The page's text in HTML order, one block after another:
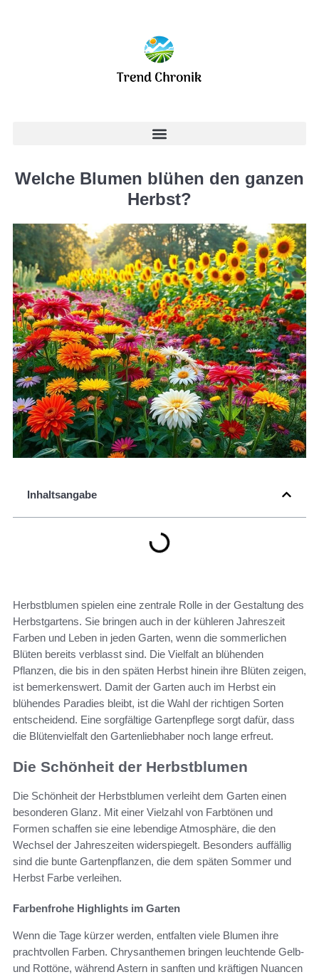
Welche Blumen blühen den ganzen
Herbst?
Inhaltsangabe
Herbstblumen spielen eine zentrale Rolle in der Gestaltung des
Herbstgartens. Sie bringen auch in der kühleren Jahreszeit
Farben und Leben in jeden Garten, wenn die sommerlichen
Blüten bereits verblasst sind. Die Vielfalt an blühenden
Pflanzen, die bis in den späten Herbst hinein ihre Blüten zeigen,
ist bemerkenswert. Damit der Garten auch im Herbst ein
blühendes Paradies bleibt, ist die Wahl der richtigen Sorten
entscheidend. Eine sorgfältige Gartenpflege sorgt dafür, dass
die Blütenvielfalt den Gartenliebhaber noch lange erfreut.
Die Schönheit der Herbstblumen
Die Schönheit der Herbstblumen verleiht dem Garten einen
besonderen Glanz. Mit einer Vielzahl von Farbtönen und
Formen schaffen sie eine lebendige Atmosphäre, die den
Wechsel der Jahreszeiten widerspiegelt. Besonders auffällig
sind die bunte Gartenpflanzen, die dem späten Sommer und
Herbst Farbe verleihen.
Farbenfrohe Highlights im Garten
Wenn die Tage kürzer werden, entfalten viele Blumen ihre
prachtvollen Farben. Chrysanthemen bringen leuchtende Gelb-
und Rottöne, während Astern in sanften und kräftigen Nuancen